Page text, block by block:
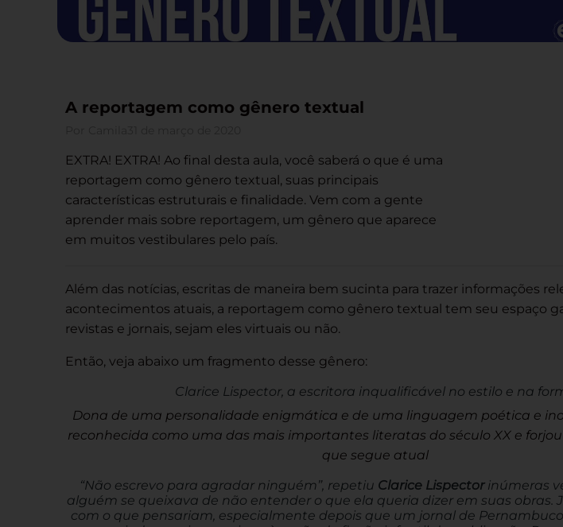
A reportagem como gênero textual
EXTRA! EXTRA! Ao final desta aula, você saberá o que é uma
reportagem como gênero textual, suas principais
características estruturais e finalidade. Vem com a gente
aprender mais sobre reportagem, um gênero que aparece
em muitos vestibulares pelo país.
Além das notícias, escritas de maneira bem sucinta para trazer informações
acontecimentos atuais, a reportagem como gênero textual tem seu espaço
revistas e jornais, sejam eles virtuais ou não.
Então, veja abaixo um fragmento desse gênero:
Clarice Lispector, a escritora inqualificável no estilo e na
Dona de uma personalidade enigmática e de uma linguagem poética e
reconhecida como uma das mais importantes literatas do século XX e
que segue atual
“Não escrevo para agradar ninguém”, repetiu Clarice Lispectorinúmeras
alguém se queixava de não entender o que ela queria dizer em suas obras.
com o que pensariam, especialmente depois que um jornal de Pernambuco